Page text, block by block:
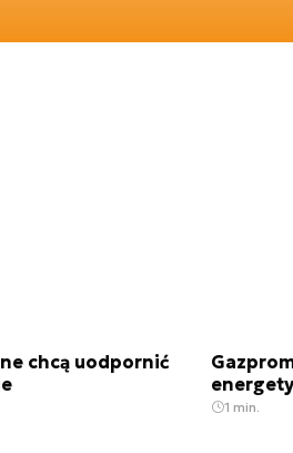
chcą uodpornić
1 min.